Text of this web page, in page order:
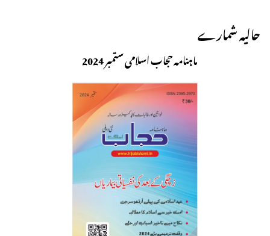
حالیہ شمارے
ماہنامہ حجاب اسلامی ستمبر 2024